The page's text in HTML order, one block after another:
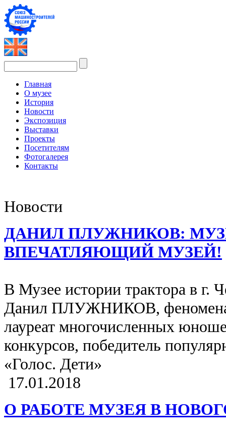
Главная
О музее
История
Новости
Экспозиция
Выставки
Проекты
Посетителям
Фотогалерея
Контакты
Новости
ДАНИЛ ПЛУЖНИКОВ:
ВПЕЧАТЛЯЮЩИЙ МУЗЕЙ!
В Музее истории трактора в г.
Данил ПЛУЖНИКОВ,
лауреат многочисленных
конкурсов, победитель
«Голос. Дети»
17.01.2018
О РАБОТЕ МУЗЕЯ В